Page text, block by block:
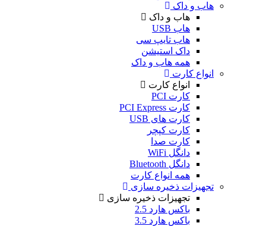
هاب و داک
هاب و داک
هاب USB
هاب تایپ سی
داک استیشن
همه هاب و داک
انواع کارت
انواع کارت
کارت PCI
کارت PCI Express
کارت های USB
کارت کپچر
کارت صدا
دانگل WiFi
دانگل Bluetooth
همه انواع کارت
تجهیزات ذخیره سازی
تجهیزات ذخیره سازی
باکس هارد 2.5
باکس هارد 3.5